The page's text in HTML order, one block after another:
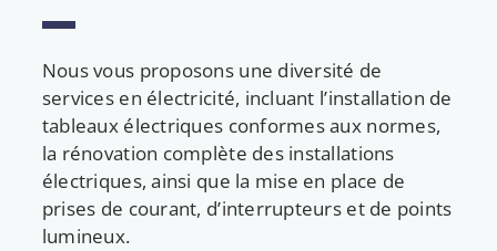
Nous vous proposons une diversité de
services en électricité, incluant l’installation de
tableaux électriques conformes aux normes,
la rénovation complète des installations
électriques, ainsi que la mise en place de
prises de courant, d’interrupteurs et de points
lumineux.